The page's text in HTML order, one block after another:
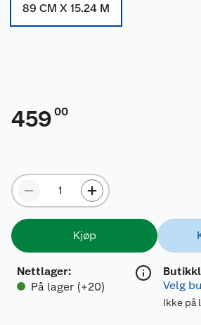
89 CM X 15.24 M
459 00
Kjøp
Nettlager:
På lager (+20)
Velg
Ikke på